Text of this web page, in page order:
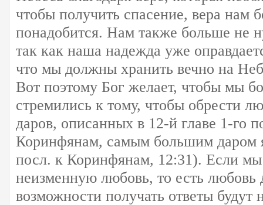
чтобы получить спасение, вера нам
понадобится. Нам также больше не
так как наша надежда уже
что мы должны хранить вечно на
Вот поэтому Бог желает, чтобы мы
стремились к тому, чтобы обрести
даров, описанных в 12-й главе 1-го
Коринфянам, самым большим даром
посл. к Коринфянам, 12:31). Если мы
неизменную любовь, то есть
возможности получать ответы